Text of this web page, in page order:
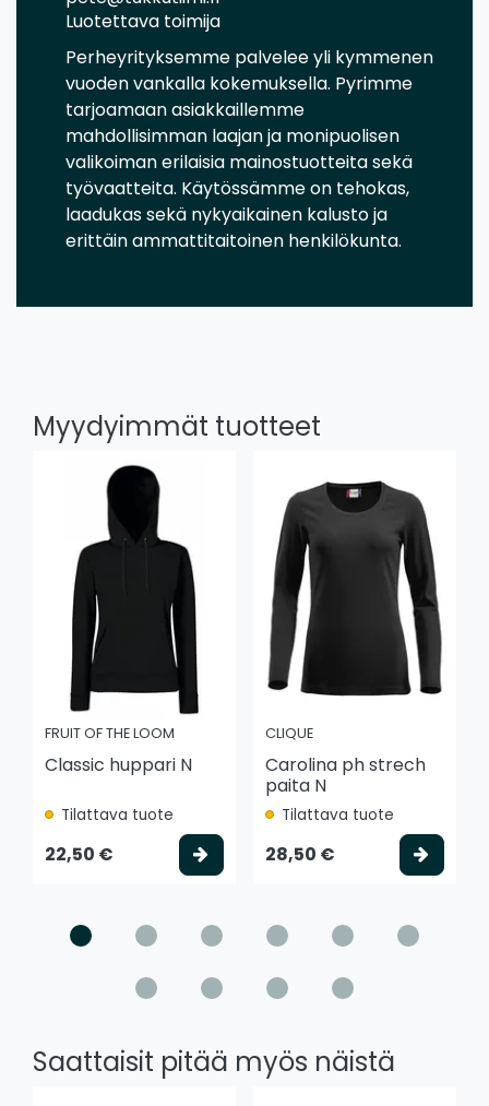
Luotettava toimija
Perheyrityksemme palvelee yli kymmenen
vuoden vankalla kokemuksella. Pyrimme
tarjoamaan asiakkaillemme
mahdollisimman laajan ja monipuolisen
valikoiman erilaisia mainostuotteita sekä
työvaatteita. Käytössämme on tehokas,
laadukas sekä nykyaikainen kalusto ja
erittäin ammattitaitoinen henkilökunta.
Myydyimmät tuotteet
FRUIT OF THE LOOM
Classic huppari N
Tilattava tuote
22,50 € Valitse vaihtoehto
CLIQUE
Carolina ph strech
paita N
Tilattava tuote
28,50 €
Saattaisit pitää myös näistä